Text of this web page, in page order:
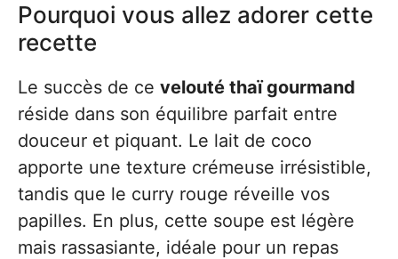
Pourquoi vous allez adorer cette
recette
Le succès de ce velouté thaï gourmand
réside dans son équilibre parfait entre
douceur et piquant. Le lait de coco
apporte une texture crémeuse irrésistible,
tandis que le curry rouge réveille vos
papilles. En plus, cette soupe est légère
mais rassasiante, idéale pour un repas